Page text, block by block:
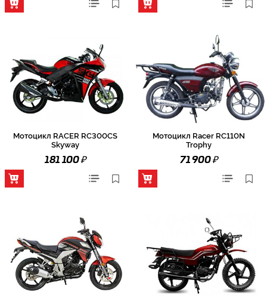
Мотоцикл RACER RC300CS
Skyway
181 100₽
Мотоцикл Racer RC110N
Trophy
71 900₽